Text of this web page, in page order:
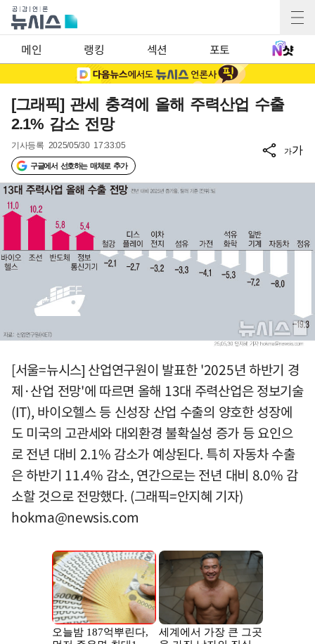
메인 랭킹 섹션 포토
[그래픽] 관세 충격에 올해 주력산업 수출
2.1% 감소 전망
기사등록 2025/05/30 17:33:05
구글에서 선호하는 매체로 추가
가가
[서울=뉴시스] 산업연구원이 발표한 '2025년 하반기 경
제·산업 전망'에 따르면 올해 13대 주력산업은 정보기술
(IT), 바이오헬스 등 신성장 산업 수출의 양호한 성장에
도 미국의 고관세와 대외환경 불확실성 증가 등 요인으
로 전년 대비 2.1% 감소가 예상된다. 특히 자동차 수출
은 하반기 11.4% 감소, 연간으로는 전년 대비 8.0% 감
소할 것으로 전망했다. (그래픽=안지혜 기자)
hokma@newsis.com